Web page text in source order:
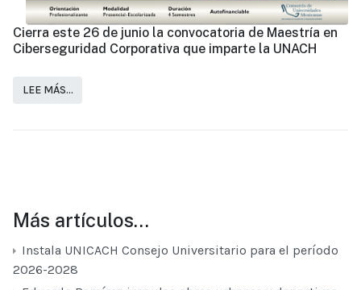
Cierra este 26 de junio la convocatoria de Maestría en
Ciberseguridad Corporativa que imparte la UNACH
LEE MÁS…
Más artículos…
Instala UNICACH Consejo Universitario para el período
2026-2028